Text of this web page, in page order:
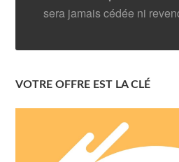
sera jamais cédée ni
VOTRE OFFRE EST LA CLÉ